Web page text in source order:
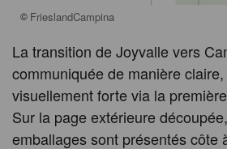
© FrieslandCampina
La transition de Joyvalle vers
communiquée de manière
visuellement forte via la
Sur la page extérieure
emballages sont présentés côte